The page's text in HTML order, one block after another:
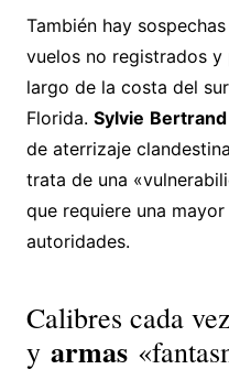
También hay
vuelos no registrados
largo de la costa del
Florida. Sylvie Bertrand
de aterrizaje
trata de una
que requiere una
autoridades.
Calibres cada
y armas